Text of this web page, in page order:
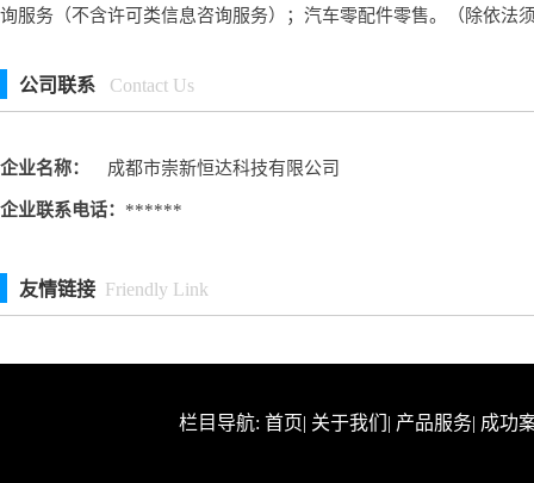
询服务（不含许可类信息咨询服务）；汽车零配件零售。（除依法
公司联系 Contact Us
企业名称： 成都市崇新恒达科技有限公司
企业联系电话： ******
友情链接 Friendly Link
栏目导航: 首页| 关于我们 | 产品服务| 成功